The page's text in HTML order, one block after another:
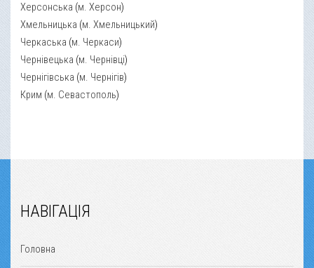
Херсонська (м. Херсон)
Хмельницька (м. Хмельницький)
Черкаська (м. Черкаси)
Чернівецька (м. Чернівці)
Чернігівська (м. Чернігів)
Крим (м. Севастополь)
НАВІГАЦІЯ
Головна